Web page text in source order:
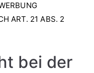
ART. 21 ABS. 2
bei der